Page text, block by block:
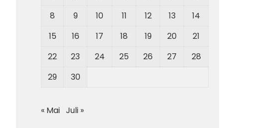
8
9 10 11 12 13
14
15
16 17 18 19 20
21
22
23 24 25 26 27
28
29
30
« Mai Juli »